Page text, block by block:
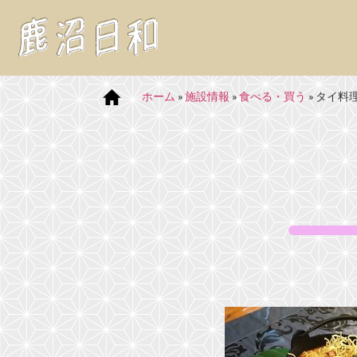
ホーム »施設情報 »食べる・買う » タイ料